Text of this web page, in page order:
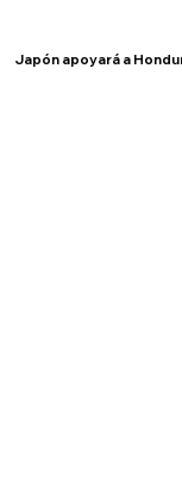
Japón apoyará a